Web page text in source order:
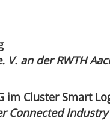
V. an der RWTH
im Cluster Smart
Connected Industry